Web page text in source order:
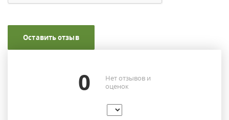
Оставить отзыв
0
Нет отзывов и
оценок